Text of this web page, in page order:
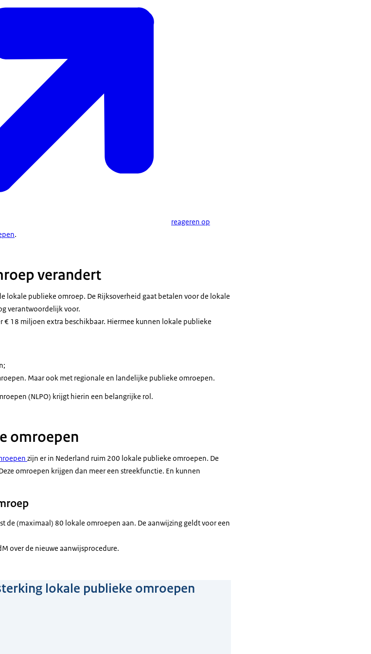
reageren op
.
verandert
lokale publieke omroep. De Rijksoverheid gaat betalen voor de lokale
verantwoordelijk voor.
€ 18 miljoen extra beschikbaar. Hiermee kunnen lokale publieke
Maar ook met regionale en landelijke publieke omroepen.
(NLPO) krijgt hierin een belangrijke rol.
omroepen
zijn er in Nederland ruim 200 lokale publieke omroepen. De
omroepen krijgen dan meer een streekfunctie. En kunnen
de (maximaal) 80 lokale omroepen aan. De aanwijzing geldt voor een
over de nieuwe aanwijsprocedure.
lokale publieke omroepen